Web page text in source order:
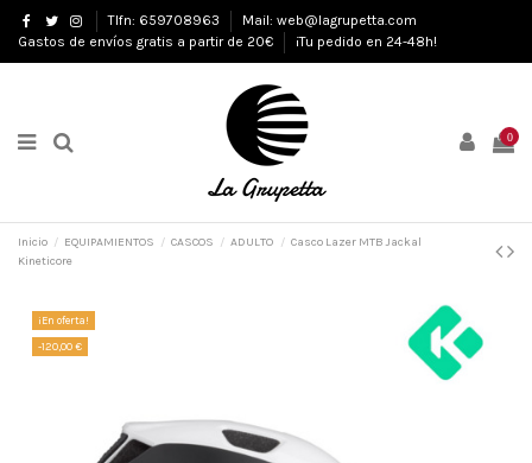
Tlfn: 659708963
Mail: web@lagrupetta.com
Gastos de envíos gratis a partir de 20€
¡Tu pedido en 24-48h!
0
Inicio EQUIPAMIENTOS CASCOS ADULTO
Casco Lazer MTB Jackal
Kineticore
¡En oferta!
-120,00 €